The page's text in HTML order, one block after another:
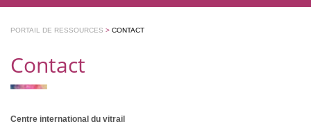
Ressources pédagogiques
Annuaire
PORTAIL DE RESSOURCES > CONTACT
Contact
Centre international du vitrail